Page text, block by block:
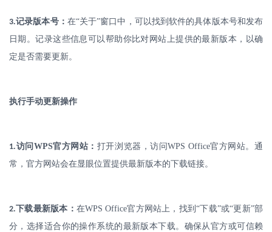
3.记录版本号： 在“关于”窗口中，可以找到软件的具体版本号和发布
日期。记录这些信息可以帮助你比对网站上提供的最新版本，以确
定是否需要更新。
执行手动更新操作
1.访问 WPS官方网站： 打开浏览器，访问WPS Office官方网站。通
常，官方网站会在显眼位置提供最新版本的下载链接。
2.下载最新版本： 在WPS Office官方网站上，找到“下载”或“更新”部
分，选择适合你的操作系统的最新版本下载。确保从官方或可信赖